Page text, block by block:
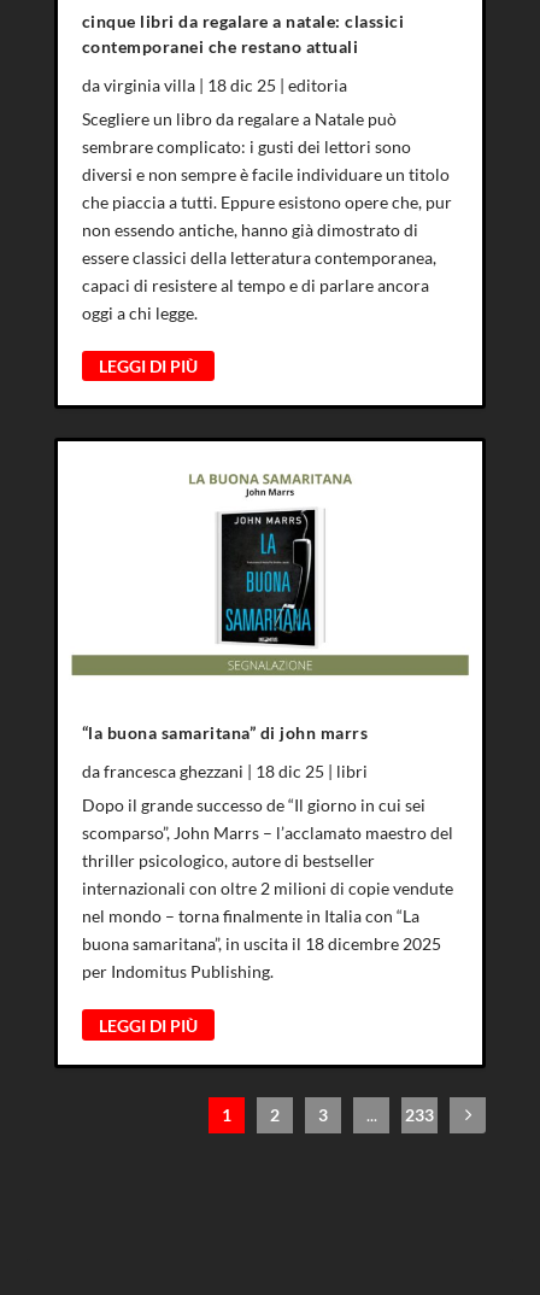
cinque libri da regalare a natale: classici
contemporanei che restano attuali
davirginia villa| 18 dic 25 | editoria
Scegliere un libro da regalare a Natale può
sembrare complicato: i gusti dei lettori sono
diversi e non sempre è facile individuare un titolo
che piaccia a tutti. Eppure esistono opere che, pur
non essendo antiche, hanno già dimostrato di
essere classici della letteratura contemporanea,
capaci di resistere al tempo e di parlare ancora
oggi a chi legge.
LEGGI DI PIÙ
“la buona samaritana” di john marrs
dafrancesca ghezzani | 18 dic 25 | libri
Dopo il grande successo de “Il giorno in cui sei
scomparso”, John Marrs – l’acclamato maestro del
thriller psicologico, autore di bestseller
internazionali con oltre 2 milioni di copie vendute
nel mondo – torna finalmente in Italia con “La
buona samaritana”, in uscita il 18 dicembre 2025
per Indomitus Publishing.
LEGGI DI PIÙ
1 2 3 ... 233